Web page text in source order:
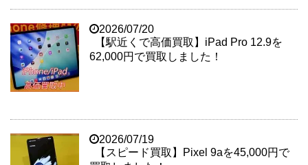
2026/07/20
【駅近くで高価買取】iPad Pro 12.9を
62,000円で買取しました！
2026/07/19
【スピード買取】Pixel 9aを45,000円で